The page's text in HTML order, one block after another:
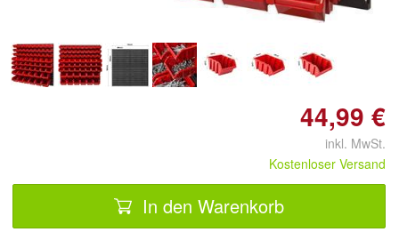
44,99 €
inkl. MwSt.
Kostenloser Versand
In den Warenkorb